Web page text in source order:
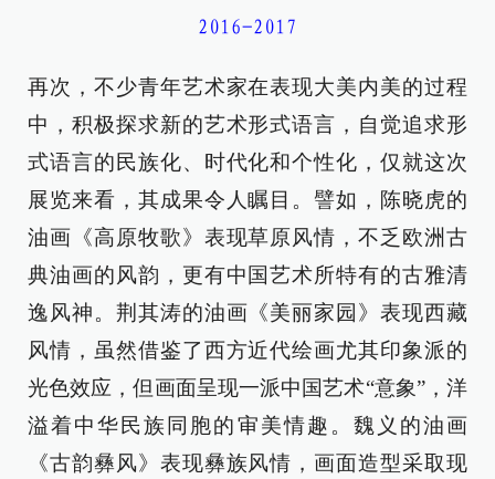
2016-2017
再次，不少青年艺术家在表现大美内美的过程
中，积极探求新的艺术形式语言，自觉追求形
式语言的民族化、时代化和个性化，仅就这次
展览来看，其成果令人瞩目。譬如，陈晓虎的
油画《高原牧歌》表现草原风情，不乏欧洲古
典油画的风韵，更有中国艺术所特有的古雅清
逸风神。荆其涛的油画《美丽家园》表现西藏
风情，虽然借鉴了西方近代绘画尤其印象派的
光色效应，但画面呈现一派中国艺术“意象”，洋
溢着中华民族同胞的审美情趣。魏义的油画
《古韵彝风》表现彝族风情，画面造型采取现